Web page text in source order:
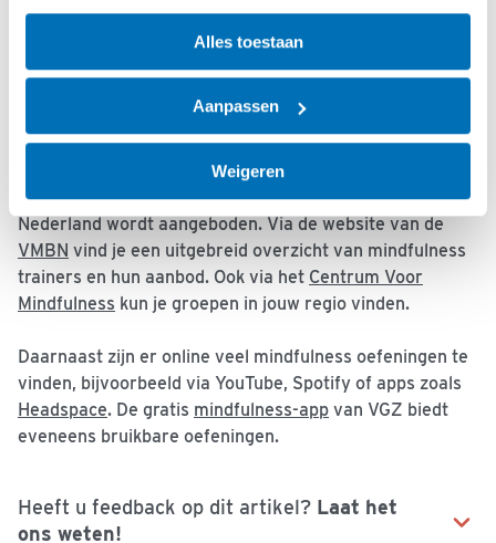
Alles toestaan
Aanpassen
Weigeren
ervaringen op te merken zonder er direct op te
Daar kun je elkaar ondersteunen, motiveren en leren
van elkaars ervaringen. De bekendste training in
mindfulness is de 8-weekseMindfulness Based Stress
Reduction(MBSR) training, die op veel plekken in
Nederland wordt aangeboden. Via de website van de
VMBN vind je een uitgebreid overzicht van mindfulness
trainers en hun aanbod. Ook via het Centrum Voor
Mindfulness kun je groepen in jouw regio vinden.
Daarnaast zijn er online veel mindfulness oefeningen te
vinden, bijvoorbeeld via YouTube, Spotify of apps zoals
Headspace. De gratis mindfulness-app van VGZ biedt
eveneens bruikbare oefeningen.
Heeft u feedback op dit artikel? Laat het
ons weten!